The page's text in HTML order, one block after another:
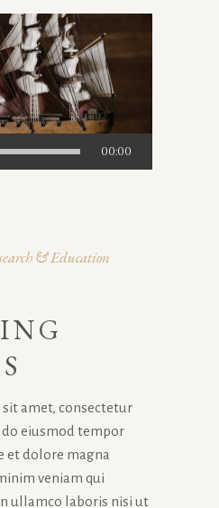
00:00
& Education
amet, consectetur
eiusmod tempor
et dolore magna
veniam qui
ullamco laboris nisi ut